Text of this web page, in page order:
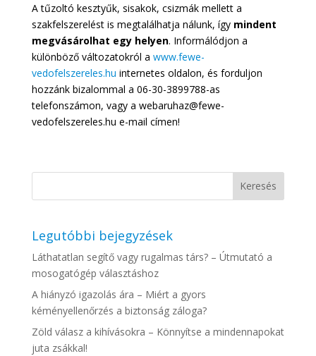
A tűzoltó kesztyűk, sisakok, csizmák mellett a
szakfelszerelést is megtalálhatja nálunk, ígymindent
megvásárolhat egy helyen. Informálódjon a
különböző változatokról a www.fewe-
vedofelszereles.hu internetes oldalon, és forduljon
hozzánk bizalommal a 06-30-3899788-as
telefonszámon, vagy a webaruhaz@fewe-
vedofelszereles.hu e-mail címen!
Legutóbbi bejegyzések
Láthatatlan segítő vagy rugalmas társ? – Útmutató a
mosogatógép választáshoz
A hiányzó igazolás ára – Miért a gyors
kéményellenőrzés a biztonság záloga?
Zöld válasz a kihívásokra – Könnyítse a mindennapokat
juta zsákkal!